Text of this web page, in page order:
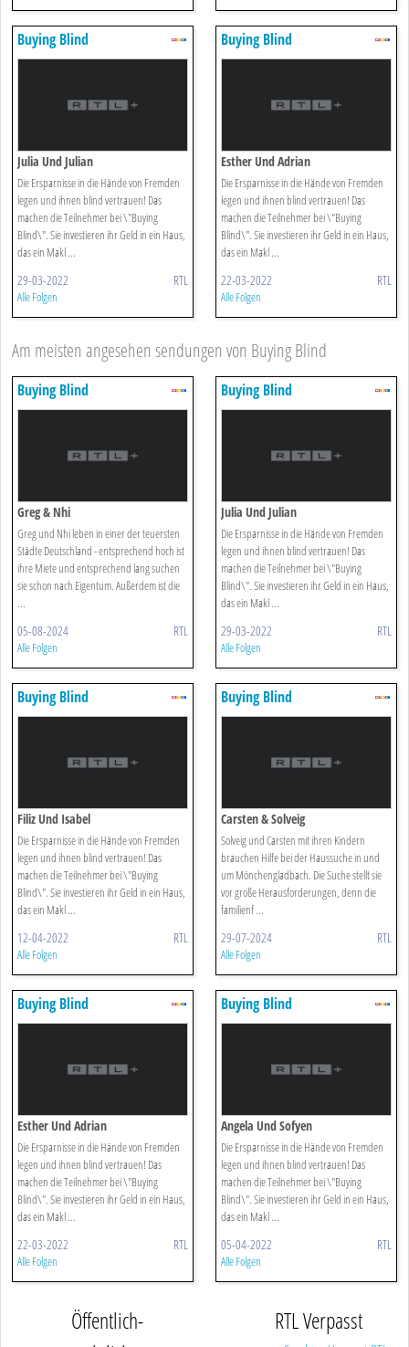
Buying Blind
Julia Und Julian
Die Ersparnisse in die Hände von Fremden
legen und ihnen blind vertrauen! Das
machen die Teilnehmer bei \"Buying
Blind\". Sie investieren ihr Geld in ein Haus,
das ein Makl ...
29-03-2022 RTL
Alle Folgen
Buying Blind
Esther Und Adrian
Die Ersparnisse in die Hände von Fremden
legen und ihnen blind vertrauen! Das
machen die Teilnehmer bei \"Buying
Blind\". Sie investieren ihr Geld in ein Haus,
das ein Makl ...
22-03-2022 RTL
Alle Folgen
Am meisten angesehen sendungen von Buying Blind
Buying Blind
Greg & Nhi
Greg und Nhi leben in einer der teuersten
Städte Deutschland - entsprechend hoch ist
ihre Miete und entsprechend lang suchen
sie schon nach Eigentum. Außerdem ist die
...
05-08-2024 RTL
Alle Folgen
Buying Blind
Julia Und Julian
Die Ersparnisse in die Hände von Fremden
legen und ihnen blind vertrauen! Das
machen die Teilnehmer bei \"Buying
Blind\". Sie investieren ihr Geld in ein Haus,
das ein Makl ...
29-03-2022 RTL
Alle Folgen
Buying Blind
Filiz Und Isabel
Die Ersparnisse in die Hände von Fremden
legen und ihnen blind vertrauen! Das
machen die Teilnehmer bei \"Buying
Blind\". Sie investieren ihr Geld in ein Haus,
das ein Makl ...
12-04-2022 RTL
Alle Folgen
Buying Blind
Carsten & Solveig
Solveig und Carsten mit ihren Kindern
brauchen Hilfe bei der Haussuche in und
um Mönchengladbach. Die Suche stellt sie
vor große Herausforderungen, denn die
familienf ...
29-07-2024 RTL
Alle Folgen
Buying Blind
Esther Und Adrian
Die Ersparnisse in die Hände von Fremden
legen und ihnen blind vertrauen! Das
machen die Teilnehmer bei \"Buying
Blind\". Sie investieren ihr Geld in ein Haus,
das ein Makl ...
22-03-2022 RTL
Alle Folgen
Buying Blind
Angela Und Sofyen
Die Ersparnisse in die Hände von Fremden
legen und ihnen blind vertrauen! Das
machen die Teilnehmer bei \"Buying
Blind\". Sie investieren ihr Geld in ein Haus,
das ein Makl ...
05-04-2022 RTL
Alle Folgen
Öffentlich-
RTL Verpasst